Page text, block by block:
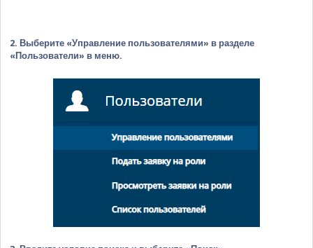
2. Выберите «Управление пользователями» в разделе
«Пользователи» в меню.